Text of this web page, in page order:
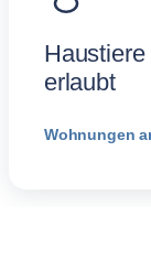
Haustiere
erlaubt
Wohnungen